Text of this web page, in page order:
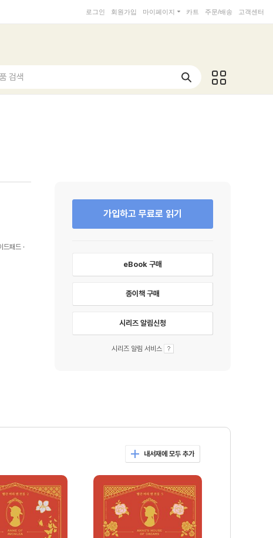
로그인 회원가입 마이페이지 카트 주문/배송 고객센터
검색
드패드
가입하고 무료로 읽기
eBook 구매
종이책 구매
시리즈 알림신청
시리즈 알림 서비스
내서재에 모두 추가